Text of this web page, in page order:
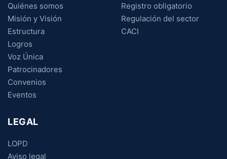
Quiénes somos
Misión y Visión
Estructura
Logros
Voz Única
Patrocinadores
Convenios
Eventos
Registro obligatorio
Regulación del sector
CACI
LEGAL
LOPD
Aviso legal